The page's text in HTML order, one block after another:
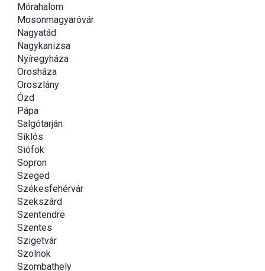
Mórahalom
Mosonmagyaróvár
Nagyatád
Nagykanizsa
Nyíregyháza
Orosháza
Oroszlány
Ózd
Pápa
Salgótarján
Siklós
Siófok
Sopron
Szeged
Székesfehérvár
Szekszárd
Szentendre
Szentes
Szigetvár
Szolnok
Szombathely